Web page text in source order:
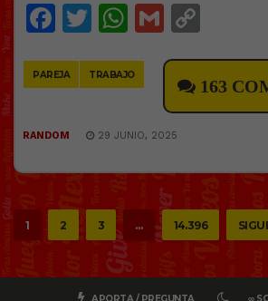
Facebook
Twitter
WhatsApp
Gmail
PAREJA TRABAJO
163
RANDOM 29 JUNIO, 2025
1 2 3 … 14.396